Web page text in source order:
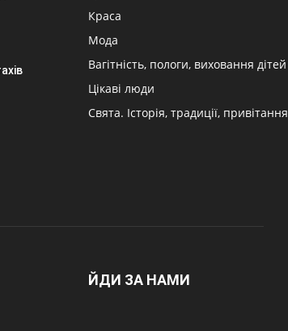
Краса
Мода
Вагітність, пологи, виховання дітей
Цікаві люди
Свята. Історія, традиції, привітання
ЙДИ ЗА НАМИ